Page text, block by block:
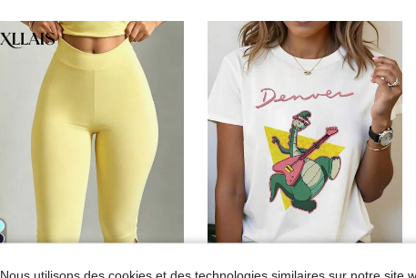
Nous utilisons des cookies et des technologies similaires sur notre site